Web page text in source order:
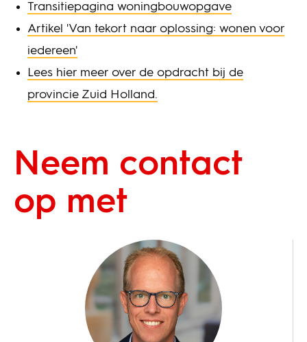
Transitiepagina woningbouwopgave
Artikel 'Van tekort naar oplossing: wonen voor
iedereen'
Lees hier meer over de opdracht bij de
provincie Zuid Holland.
Neem contact
op met